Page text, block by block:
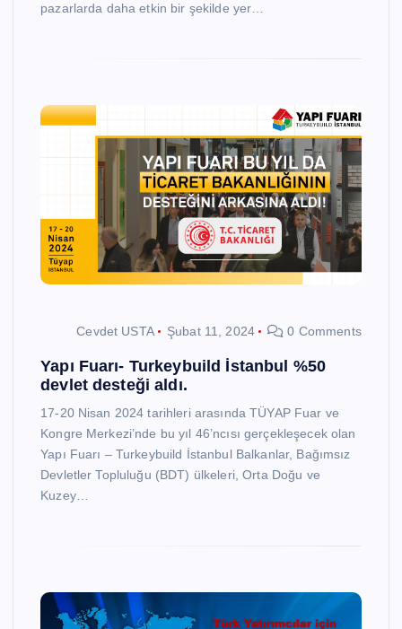
pazarlarda daha etkin bir şekilde yer…
Cevdet USTA Şubat 11, 2024 0 Comments
Yapı Fuarı- Turkeybuild İstanbul %50
devlet desteği aldı.
17-20 Nisan 2024 tarihleri arasında TÜYAP Fuar ve
Kongre Merkezi’nde bu yıl 46’ncısı gerçekleşecek olan
Yapı Fuarı – Turkeybuild İstanbul Balkanlar, Bağımsız
Devletler Topluluğu (BDT) ülkeleri, Orta Doğu ve
Kuzey…